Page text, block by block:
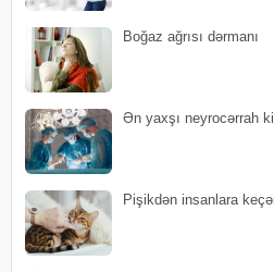
Boğaz ağrısı dərmanı
Ən yaxşı neyrocərrah
Pişikdən insanlara